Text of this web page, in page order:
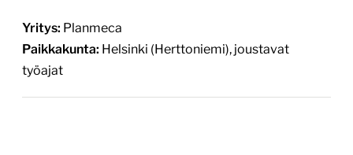
Yritys: Planmeca
Paikkakunta: Helsinki (Herttoniemi), joustavat
työajat